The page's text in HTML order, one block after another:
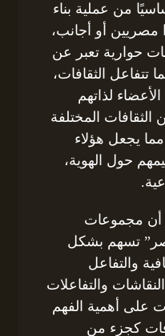
من عملية بناء
مصريين أو أجانب،
حوارية تعبر عن
تتفاعل الثقافات،
لذاتهم
الثقافات المختلفة
يجعل هؤلاء
حول الهوية،
أن مجموعات
تسهم بشكل
والتفاعل
والتفاعلات
على أهمية الفهم
كجزء من